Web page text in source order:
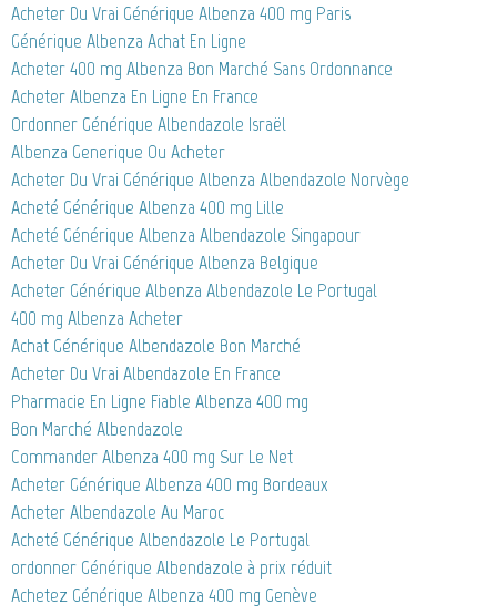
Acheter Du Vrai Générique Albenza 400 mg Paris
Générique Albenza Achat En Ligne
Acheter 400 mg Albenza Bon Marché Sans Ordonnance
Acheter Albenza En Ligne En France
Ordonner Générique Albendazole Israël
Albenza Generique Ou Acheter
Acheter Du Vrai Générique Albenza Albendazole Norvège
Acheté Générique Albenza 400 mg Lille
Acheté Générique Albenza Albendazole Singapour
Acheter Du Vrai Générique Albenza Belgique
Acheter Générique Albenza Albendazole Le Portugal
400 mg Albenza Acheter
Achat Générique Albendazole Bon Marché
Acheter Du Vrai Albendazole En France
Pharmacie En Ligne Fiable Albenza 400 mg
Bon Marché Albendazole
Commander Albenza 400 mg Sur Le Net
Acheter Générique Albenza 400 mg Bordeaux
Acheter Albendazole Au Maroc
Acheté Générique Albendazole Le Portugal
ordonner Générique Albendazole à prix réduit
Achetez Générique Albenza 400 mg Genève